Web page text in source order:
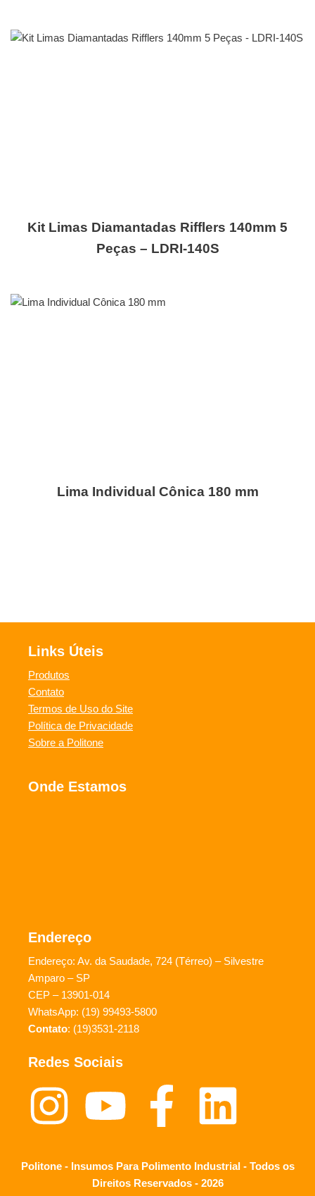
Kit Limas Diamantadas Rifflers 140mm 5
Peças – LDRI-140S
Lima Individual Cônica 180 mm
Links Úteis
Produtos
Contato
Termos de Uso do Site
Política de Privacidade
Sobre a Politone
Onde Estamos
Endereço
Endereço: Av. da Saudade, 724 (Térreo) – Silvestre
Amparo – SP
CEP – 13901-014
WhatsApp: (19) 99493-5800
Contato: (19)3531-2118
Redes Sociais
Politone - Insumos Para Polimento Industrial - Todos os
Direitos Reservados - 2026